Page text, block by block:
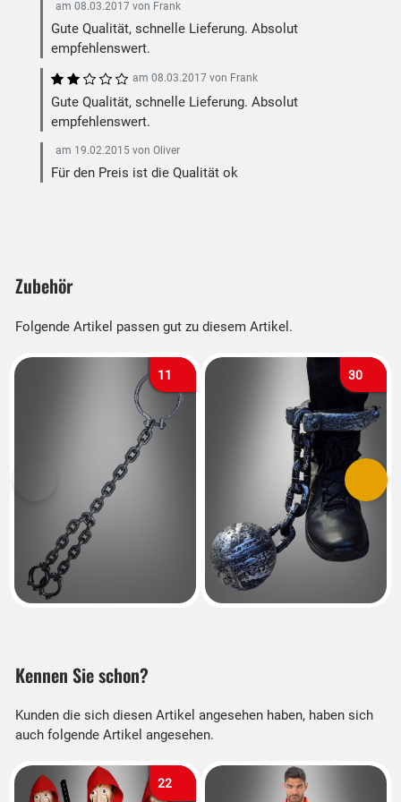
am 08.03.2017 von Frank
Gute Qualität, schnelle Lieferung. Absolut
empfehlenswert.
am 08.03.2017 von Frank
Gute Qualität, schnelle Lieferung. Absolut
empfehlenswert.
am 19.02.2015 von Oliver
Für den Preis ist die Qualität ok
Zubehör
Folgende Artikel passen gut zu diesem Artikel.
11 30
Kennen Sie schon?
Kunden die sich diesen Artikel angesehen haben, haben sich
auch folgende Artikel angesehen.
22